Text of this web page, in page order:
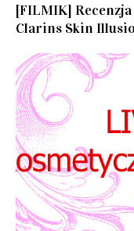
[FILMIK]
Clarins Skin